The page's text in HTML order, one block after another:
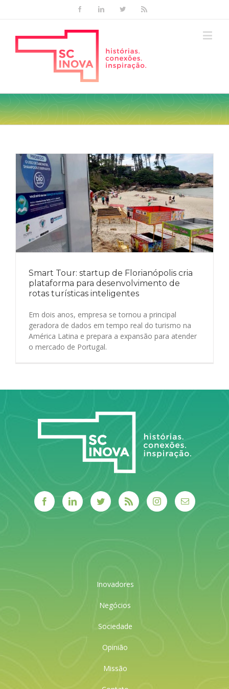
FacebookLinkedinTwitter
Smart Tour: startup de Florianópolis cria
plataforma para desenvolvimento de
rotas turísticas inteligentes
Em dois anos, empresa se tornou a principal
geradora de dados em tempo real do turismo na
América Latina e prepara a expansão para atender
o mercado de Portugal.
Inovadores
Negócios
Sociedade
Opinião
Missão